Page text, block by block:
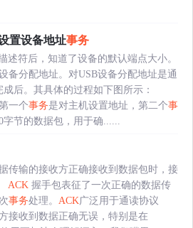
置设备地址事务
述符后，知道了设备的默认端点大小。
备分配地址。对USB设备分配地址是通
成后。其具体的过程如下图所示：
一个事务是对主机设置地址，第二个事
节的数据包，用于确......
传输的接收方正确接收到数据包时，接
ACK 握手包表征了一次正确的数据传
事务处理。 ACK 广泛用于通读协议
接收到数据正确无误，特别是在